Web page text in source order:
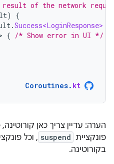
of the network
)
{
.Success<LoginResponse>
{ /* Show error in UI */
Coroutines. kt
הערה: עדיין צריך כאן קורוטינה,
פונקציית suspend , וכל
בקורוטינה.